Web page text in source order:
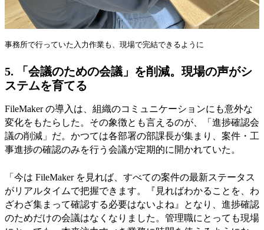
事務所で行っていた入力作業も、現場で完結できるように
5. 「会議のための会議」を削減。現場の声がシ
ステムを育てる
FileMaker の導入は、組織のコミュニケーションにも意外な
変化をもたらした。その象徴とも言えるのが、「進捗確認会
議の削減」だ。かつては各部署の部課長が集まり、案件・工
事進捗の確認のみを行う会議が定期的に開かれていた。
「今は FileMaker を見れば、すべての案件の最新ステータス
がリアルタイムで把握できます。『見ればわかることを、わ
ざわざ集まって確認する必要はないよね』となり、進捗確認
のためだけの会議はなくなりました。管理職にとっても現場